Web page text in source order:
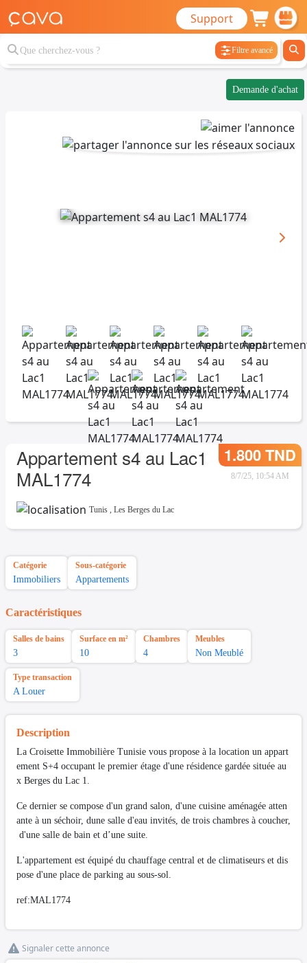
Support
Filtre avancé
Demande d'achat
Appartement s4 au Lac1
MAL1774
1.800 TND
8/7/25, 10:54 AM
Tunis , Les Berges du Lac
Catégorie
Immobiliers
Sous-catégorie
Appartements
Caractéristiques
Salles de bains
3
Surface en m²
10
Chambres
4
Meubles
Non Meublé
Type transaction
A Louer
Description
La Croisette Immobilière Tunisie vous propose à la location un appart
ement S+4 occupant le premier étage d'une résidence gardée située au
x Berges du Lac 1.
Ce dernier se compose d'un grand salon, d'une cuisine aménagée atten
ante à un séchoir, dune salle d'eau invités, de trois chambres à coucher,
d'une salle de bain et d’une suite.
L'appartement est équipé du chauffage central et de climatiseurs et dis
pose d'une place de parking au sous-sol.
ref:MAL1774
Signaler cette annonce